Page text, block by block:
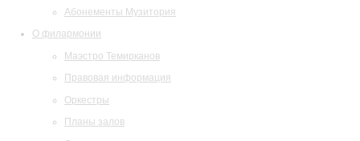
Абонементы Музитория
О филармонии
Маэстро Темирканов
Правовая информация
Оркестры
Планы залов